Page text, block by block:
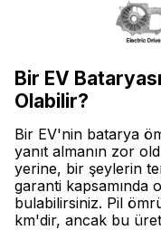
Bir EV
Olabilir?
Bir EV'nin batarya
yanıt almanın zor
yerine, bir şeylerin
garanti kapsamında
bulabilirsiniz. Pil
km'dir, ancak bu